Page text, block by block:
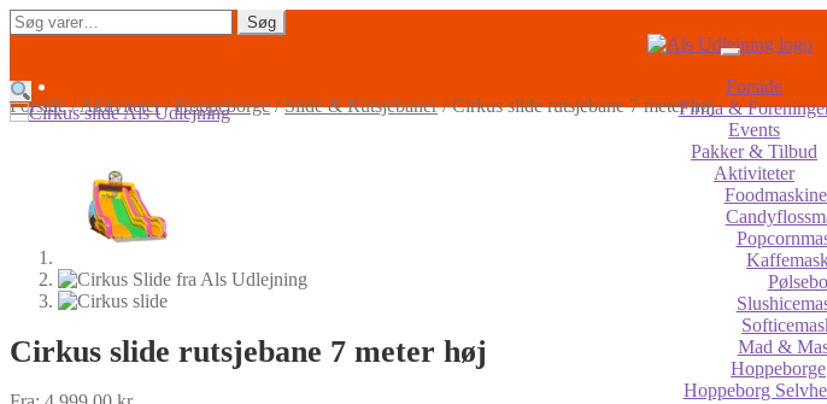
Spring
til
Spring
til
Søg
efter:
Søg
Forside
Firma &
Events
Pakker & Tilbud
Aktiviteter
Mad &
Hoppeborge
Hoppeborg
Forside/Aktiviteter/Hoppeborge/Slide & Rutsjebaner/Cirkus slide rutsjebane 7 meter høj
Cirkus slide rutsjebane 7 meter høj